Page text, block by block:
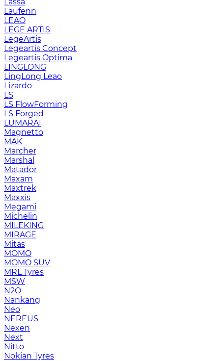
Laufenn
LEAO
LEGE ARTIS
LegeArtis
Legeartis Concept
Legeartis Optima
LINGLONG
LingLong Leao
Lizardo
LS
LS FlowForming
LS Forged
LUMARAI
Magnetto
MAK
Marcher
Marshal
Matador
Maxam
Maxtrek
Maxxis
Megami
Michelin
MILEKING
MIRAGE
Mitas
MOMO
MOMO SUV
MRL Tyres
MSW
N2O
Nankang
Neo
NEREUS
Nexen
Next
Nitto
Nokian Tyres